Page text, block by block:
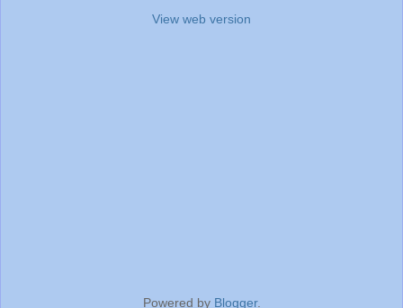
View web version
Powered by Blogger.